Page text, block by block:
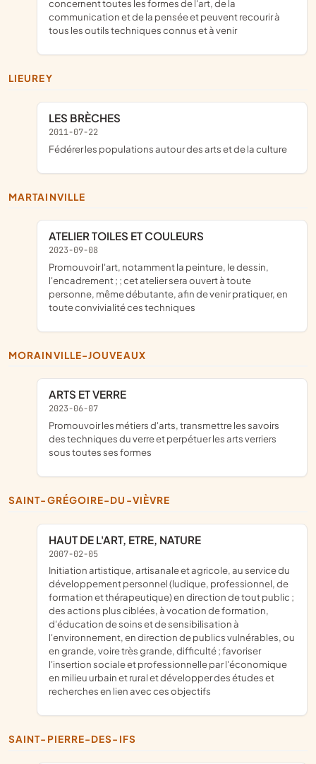
concernent toutes les formes de l'art, de la
communication et de la pensée et peuvent recourir à
tous les outils techniques connus et à venir
LIEUREY
LES BRÈCHES
2011-07-22
fédérer les populations autour des arts et de la culture
MARTAINVILLE
ATELIER TOILES ET COULEURS
2023-09-08
promouvoir l'art, notamment la peinture, le dessin,
l'encadrement ; ; cet atelier sera ouvert à toute
personne, même débutante, afin de venir pratiquer, en
toute convivialité ces techniques
MORAINVILLE-JOUVEAUX
ARTS ET VERRE
2023-06-07
promouvoir les métiers d'arts, transmettre les savoirs
des techniques du verre et perpétuer les arts verriers
sous toutes ses formes
SAINT-GRÉGOIRE-DU-VIÈVRE
HAUT DE L'ART, ETRE, NATURE
2007-02-05
initiation artistique, artisanale et agricole, au service du
développement personnel (ludique, professionnel, de
formation et thérapeutique) en direction de tout public ;
des actions plus ciblées, à vocation de formation,
d'éducation de soins et de sensibilisation à
l'environnement, en direction de publics vulnérables, ou
en grande, voire très grande, difficulté ; favoriser
l'insertion sociale et professionnelle par l'économique
en milieu urbain et rural et développer des études et
recherches en lien avec ces objectifs
SAINT-PIERRE-DES-IFS